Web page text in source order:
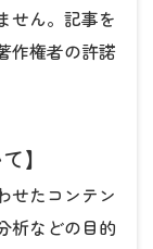
せん。記事を
作権者の許諾
】
せたコンテン
析などの目的